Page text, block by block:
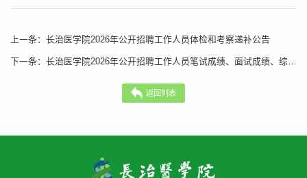
上一条： 长治医学院2026年公开招聘工作人员体检和考察递补公告
下一条： 长治医学院2026年公开招聘工作人员笔试成绩、面试成绩、综合成绩及排名公示（专任教师和临床医师岗位）
返回列表